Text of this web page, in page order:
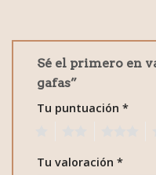
Sé el primero en
gafas”
Tu puntuación *
Tu valoración *